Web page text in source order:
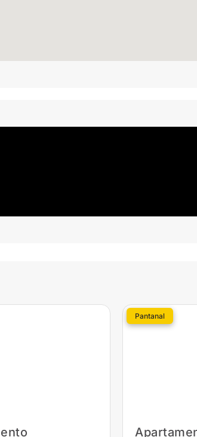
Pantanal